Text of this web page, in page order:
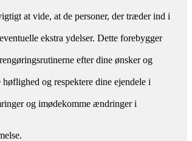
at vide, at de personer, der træder ind i
ekstra ydelser. Dette forebygger
efter dine ønsker og
og respektere dine ejendele i
og imødekomme ændringer i